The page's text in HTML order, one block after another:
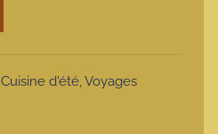
t
Cuisine d'été,Voyages